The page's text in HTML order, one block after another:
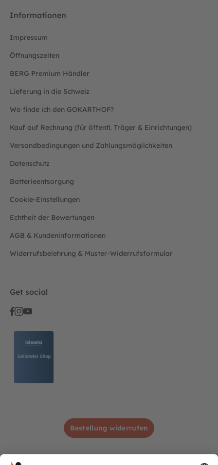
Informationen
Impressum
Öffnungszeiten
BERG Premium Händler
Lieferung in die Schweiz
Wo finde ich den GOKARTHOF?
Kauf auf Rechnung (für öffentl. Träger & Einrichtungen)
Versandbedingungen und Zahlungsmöglichkeiten
Datenschutz
Batterieentsorgung
Cookie-Einstellungen
Echtheit der Bewertungen
AGB & Kundeninformationen
Widerrufsbelehrung & Muster-Widerrufsformular
Get social
Bestellung widerrufen